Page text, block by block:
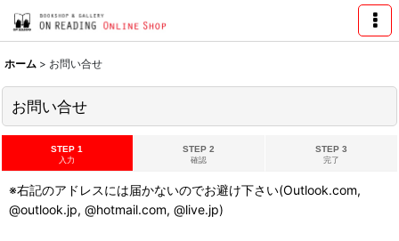
ホーム > お問い合せ
お問い合せ
STEP 1
入力
STEP 2
確認
STEP 3
完了
※右記のアドレスには届かないのでお避け下さい(Outlook.com,
@outlook.jp, @hotmail.com, @live.jp)